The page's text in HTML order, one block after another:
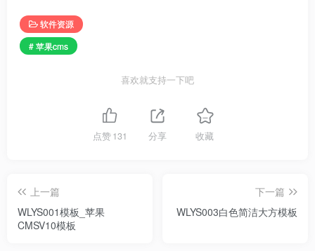
软件资源
# 苹果cms
喜欢就支持一下吧
点赞131 分享 收藏
上一篇
WLYS001模板_苹果
CMSV10模板
下一篇
WLYS003白色简洁大方模板